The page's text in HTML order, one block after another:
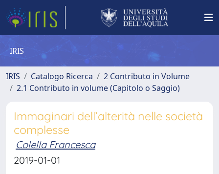
IRIS
IRIS Catalogo Ricerca
2 Contributo in Volume
2.1 Contributo in volume (Capitolo o Saggio)
Immaginari dell’alterità nelle società
complesse
Colella Francesca
2019-01-01